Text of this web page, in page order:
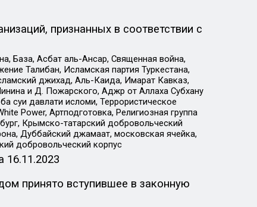
признанных в соответствии с
База, Асбат аль-Ансар, Священная война,
Талибан, Исламская партия Туркестана,
джихад, Аль-Каида, Имарат Кавказ,
и Д. Пожарского, Аджр от Аллаха Субхану
суи давлати исломи, Террористическое
Power, Артподготовка, Религиозная группа
Крымско-татарский добровольческий
Дуббайский джамаат, московская ячейка,
добровольческий корпус
16.11.2023
принято вступившее в законную